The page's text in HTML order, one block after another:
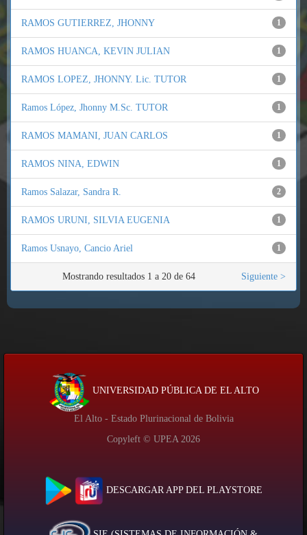
RAMOS GUTIERREZ, JHONNY 1
RAMOS HUANCA, KEVIN JULIAN 1
RAMOS LOPEZ, JHONNY. Lic. TUTOR 1
Ramos López, Jhonny M.Sc. TUTOR 1
RAMOS MAMANI, JUAN CARLOS 1
RAMOS NINA, EDWIN 1
Ramos Salazar, Sandra R. 2
RAMOS URUNI, SILVIA EUGENIA 1
Ramos Usnayo, Cancio Ariel 1
Mostrando resultados 1 a 20 de 64 Siguiente >
UNIVERSIDAD PÚBLICA DE EL ALTO
El Alto - Estado Plurinacional de Bolivia
Copyleft © UPEA 2026
DESCARGAR APP DEL PLAYSTORE